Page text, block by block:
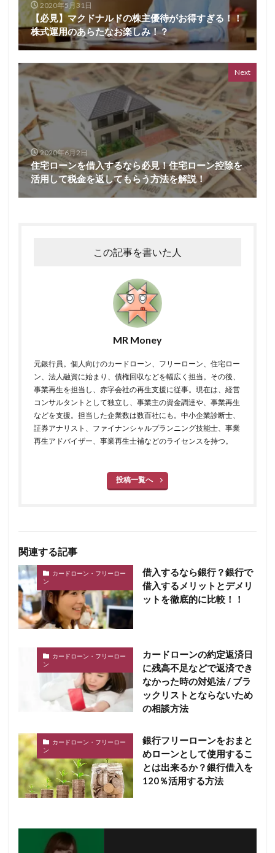
2020年5月31日
【必見】マクドナルドの株主優待がお得すぎる！！
株式運用のあらたなお楽しみ！？
Next
2020年6月2日
住宅ローンを借入するなら必見！住宅ローン控除を
活用して税金を返してもらう方法を解説！
この記事を書いた人
MR Money
元銀行員。個人向けのカードローン、フリーローン、住宅ロー
ン、法人融資に始まり、債権回収などを幅広く担当。その後、
事業再生を担当し、赤字会社の再生支援に従事。現在は、経営
コンサルタントとして独立し、事業主の資金調達や、事業再生
などを支援。担当した企業数は数百社にも。中小企業診断士、
証券アナリスト、ファイナンシャルプランニング技能士、事業
再生アドバイザー、事業再生士補などのライセンスを持つ。
投稿一覧へ
関連する記事
カードローン・フリーロー
ン
借入するなら銀行？銀行で
借入するメリットとデメリ
ットを徹底的に比較！！
カードローン・フリーロー
ン
カードローンの約定返済日
に残高不足などで返済でき
なかった時の対処法 / ブラ
ックリストとならないため
の相談方法
カードローン・フリーロー
ン
銀行フリーローンをおまと
めローンとして使用するこ
とは出来るか？銀行借入を
120％活用する方法